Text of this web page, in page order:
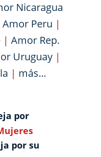
Nicaragua
Amor Peru |
| Amor Rep.
Uruguay|
| más...
por
por su